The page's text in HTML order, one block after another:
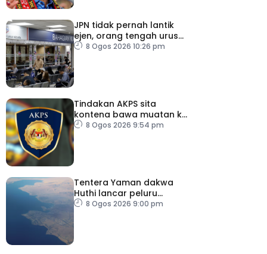
JPN tidak pernah lantik
ejen, orang tengah urus
dokumentasi
8 Ogos 2026 10:26 pm
Tindakan AKPS sita
kontena bawa muatan ke
Israel bukti ketegasan
8 Ogos 2026 9:54 pm
Tentera Yaman dakwa
Huthi lancar peluru
berpandu ke arah Laut
8 Ogos 2026 9:00 pm